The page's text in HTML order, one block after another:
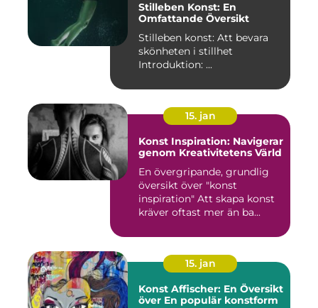
Stilleben Konst: En
Omfattande Översikt
Stilleben konst: Att bevara
skönheten i stillhet
Introduktion: ...
15. jan
Konst Inspiration: Navigerar
genom Kreativitetens Värld
En övergripande, grundlig
översikt över "konst
inspiration" Att skapa konst
kräver oftast mer än ba...
15. jan
Konst Affischer: En Översikt
över En populär konstform